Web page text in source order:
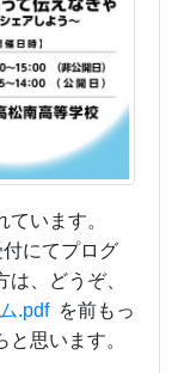
います。
にてプログ
、どうぞ、
.pdfを前もっ
思います。